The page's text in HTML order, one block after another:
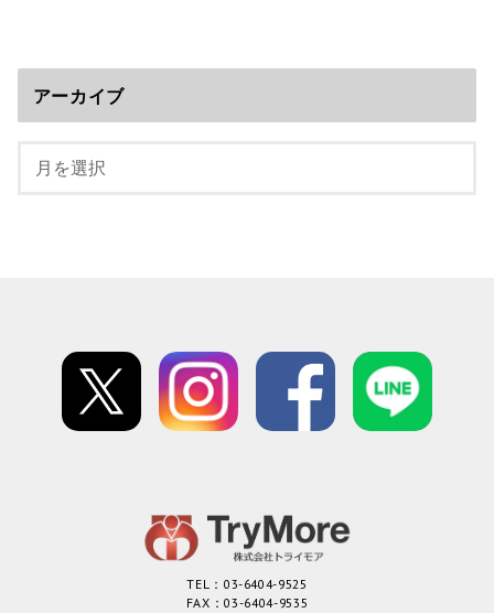
アーカイブ
TEL：03-6404-9525
FAX：03-6404-9535